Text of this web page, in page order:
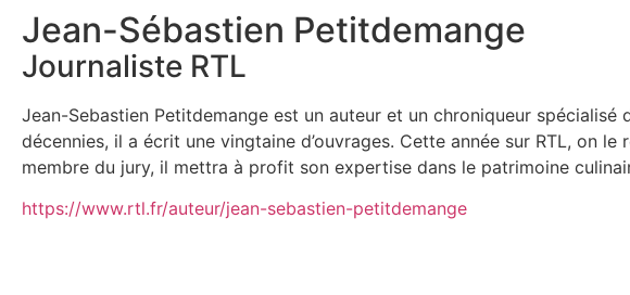
Jean-Sébastien Petitdemange
Journaliste RTL
Jean-Sebastien Petitdemange est un auteur et un chroniqueur
décennies, il a écrit une vingtaine d’ouvrages. Cette année sur RTL, on
membre du jury, il mettra à profit son expertise dans le patrimoine
https://www.rtl.fr/auteur/jean-sebastien-petitdemange